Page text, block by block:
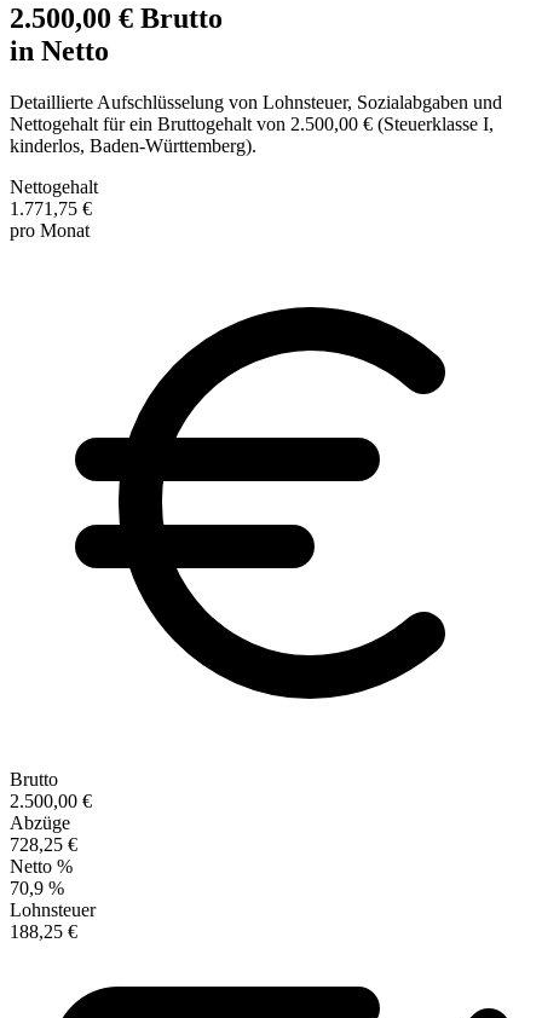
2.500,00 € Brutto
in Netto
Detaillierte Aufschlüsselung von Lohnsteuer, Sozialabgaben und
Nettogehalt für ein Bruttogehalt von 2.500,00 € (Steuerklasse I,
kinderlos, Baden-Württemberg).
Nettogehalt
1.771,75 €
pro Monat
Brutto
2.500,00 €
Abzüge
728,25 €
Netto %
70,9 %
Lohnsteuer
188,25 €